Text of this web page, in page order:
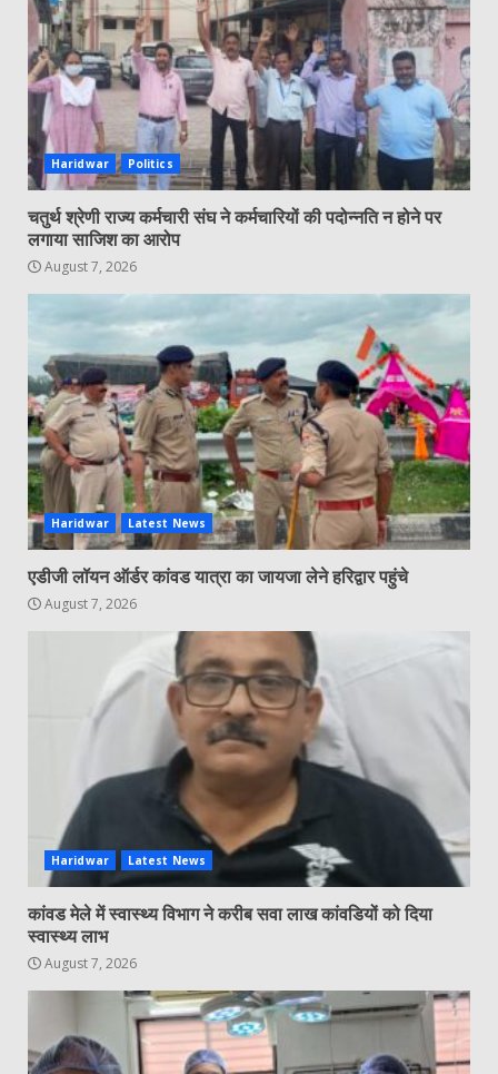
Haridwar Politics
चतुर्थ श्रेणी राज्य कर्मचारी संघ ने कर्मचारियों की पदोन्नति न होने पर
लगाया साजिश का आरोप
August 7, 2026
Haridwar Latest News
एडीजी लॉयन ऑर्डर कांवड यात्रा का जायजा लेने हरिद्वार पहुंचे
August 7, 2026
Haridwar Latest News
कांवड मेले में स्वास्थ्य विभाग ने करीब सवा लाख कांवडियों को दिया
स्वास्थ्य लाभ
August 7, 2026